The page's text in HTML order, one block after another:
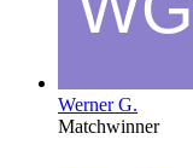
Werner G.
Matchwinner